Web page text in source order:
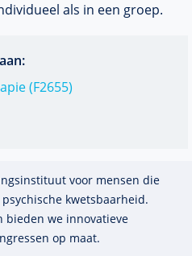
als in een groep.
(F2655)
voor mensen die
kwets­baar­heid.
bieden we innova­tieve
op maat.